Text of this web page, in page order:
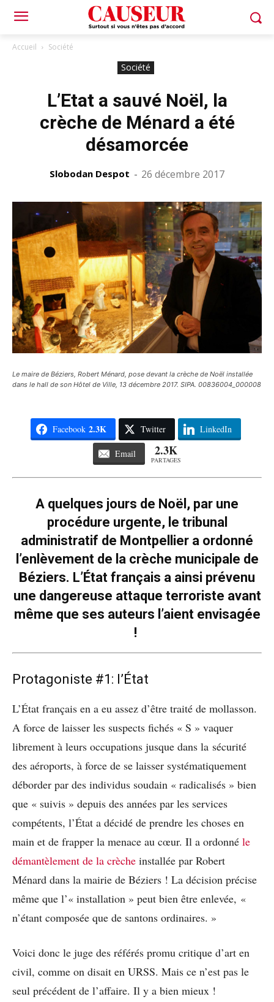
Accueil Société
Société
L’Etat a sauvé Noël, la
crèche de Ménard a été
désamorcée
Slobodan Despot - 26 décembre 2017
Le maire de Béziers, Robert Ménard, pose devant la crèche de Noël installée
dans le hall de son Hôtel de Ville, 13 décembre 2017. SIPA. 00836004_000008
Facebook 2.3K Twitter LinkedIn
Email 2.3K
PARTAGES
A quelques jours de Noël, par une
procédure urgente, le tribunal
administratif de Montpellier a ordonné
l’enlèvement de la crèche municipale de
Béziers. L’État français a ainsi prévenu
une dangereuse attaque terroriste avant
même que ses auteurs l’aient envisagée
!
Protagoniste #1: l’État
L’État français en a eu assez d’être traité de mollasson.
A force de laisser les suspects fichés « S » vaquer
librement à leurs occupations jusque dans la sécurité
des aéroports, à force de se laisser systématiquement
déborder par des individus soudain « radicalisés » bien
que « suivis » depuis des années par les services
compétents, l’État a décidé de prendre les choses en
main et de frapper la menace au cœur. Il a ordonné le
démantèlement de la crèche installée par Robert
Ménard dans la mairie de Béziers ! La décision précise
même que l’« installation » peut bien être enlevée, «
n’étant composée que de santons ordinaires. »
Voici donc le juge des référés promu critique d’art en
civil, comme on disait en URSS. Mais ce n’est pas le
seul précédent de l’affaire. Il y a bien mieux !